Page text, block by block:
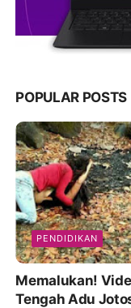
POPULAR POSTS
PENDIDIKAN
Memalukan! Video Dua Siswi SMK di Lombok
Tengah Adu